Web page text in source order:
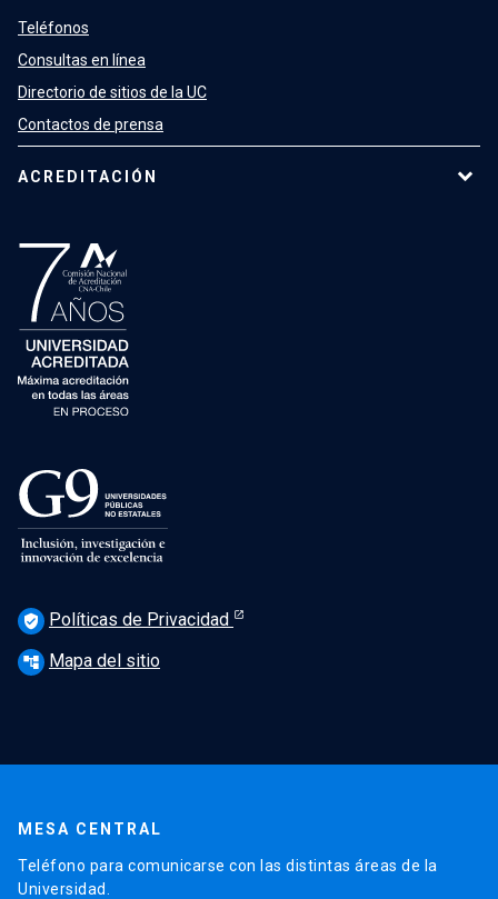
Teléfonos
Consultas en línea
Directorio de sitios de la UC
Contactos de prensa
ACREDITACIÓN
verified_user Políticas de Privacidad
account_tree Mapa del sitio
MESA CENTRAL
Teléfono para comunicarse con las distintas áreas de la
Universidad.